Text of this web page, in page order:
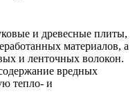
и древесные плиты,
материалов, а
и ленточных волокон.
вредных
тепло- и